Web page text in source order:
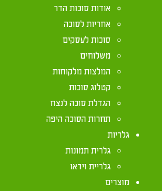
אודות סוכות הדר
אחריות לסוכה
סוכות לעסקים
משלוחים
המלצות מלקוחות
קטלוג סוכות
הגדלת סוכה לנצח
תחרות הסוכה היפה
גלריות
גלרית תמונות
גלריית וידאו
מוצרים
שאלה החוזרת על
להלכה, הרוצה